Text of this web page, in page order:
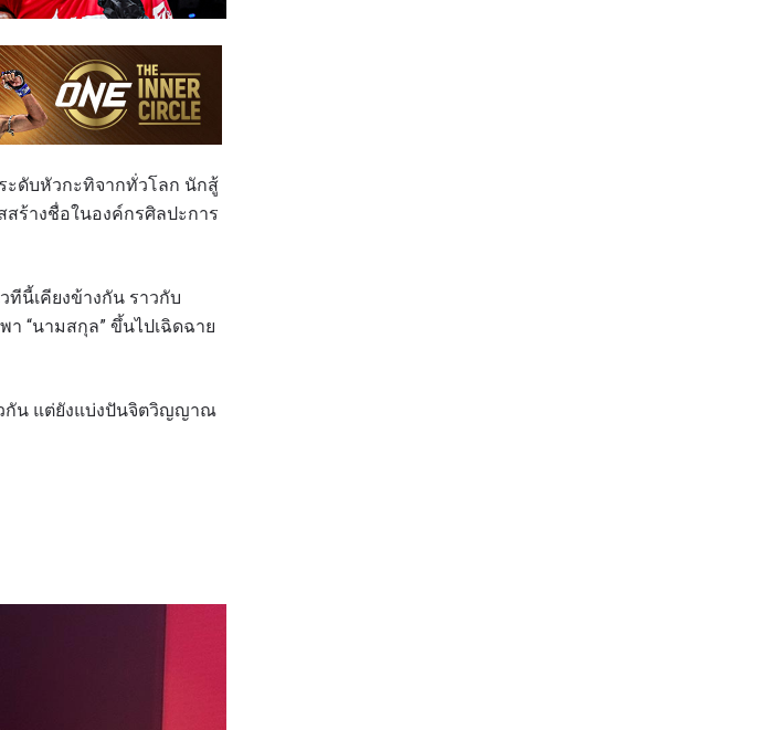
ะดับหัวกะทิจากทั่วโลก นักสู้
ร้างชื่อในองค์กรศิลปะการ
ทีนี้เคียงข้างกัน ราวกับ
า “นามสกุล” ขึ้นไปเฉิดฉาย
วกัน แต่ยังแบ่งปันจิตวิญญาณ